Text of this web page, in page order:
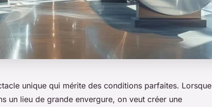
unique qui mérite des conditions parfaites. Lorsque
un lieu de grande envergure, on veut créer une